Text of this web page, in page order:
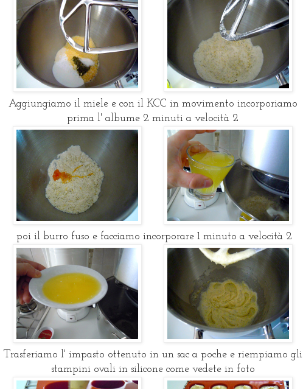
Aggiungiamo il miele e con il KCC in movimento incorporiamo
prima l' albume 2 minuti a velocità 2
poi il burro fuso e facciamo incorporare 1 minuto a velocità 2
Trasferiamo l' impasto ottenuto in un sac a poche e riempiamo gli
stampini ovali in silicone come vedete in foto